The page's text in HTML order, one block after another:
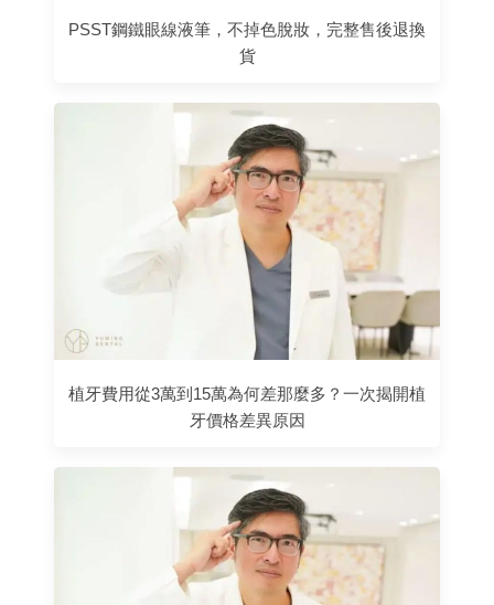
PSST鋼鐵眼線液筆，不掉色脫妝，完整售後退換
貨
植牙費用從3萬到15萬為何差那麼多？一次揭開植
牙價格差異原因